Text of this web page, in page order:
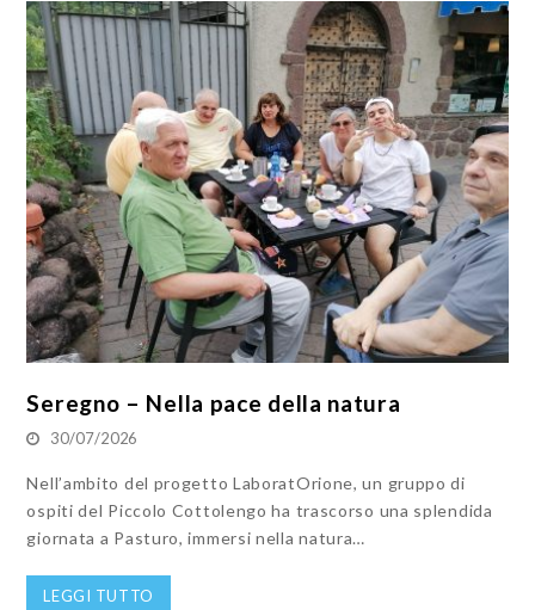
Seregno – Nella pace della natura
30/07/2026
Nell’ambito del progetto LaboratOrione, un gruppo di
ospiti del Piccolo Cottolengo ha trascorso una splendida
giornata a Pasturo, immersi nella natura…
LEGGI TUTTO